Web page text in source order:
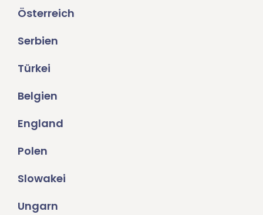
Österreich
Serbien
Türkei
Belgien
England
Polen
Slowakei
Ungarn